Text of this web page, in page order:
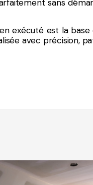
sans
exécuté est la base
avec précision,